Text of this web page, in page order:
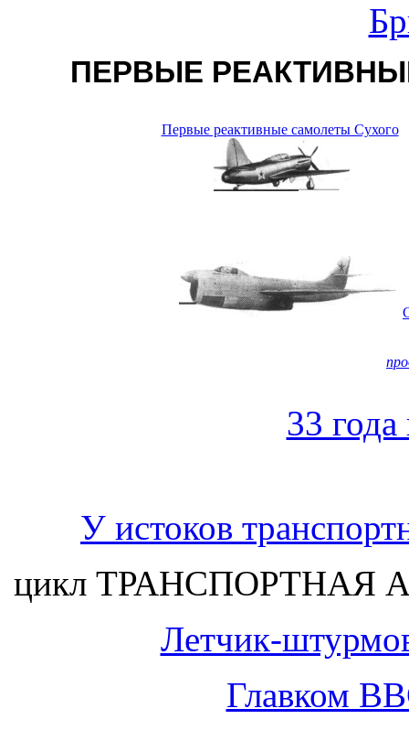
ПЕРВЫЕ
Первые реактивные самолеты Сухого
33
У истоков
цикл ТРАНСПОРТНАЯ
Летчик-
Главком